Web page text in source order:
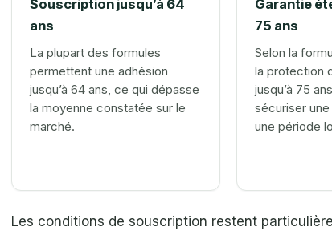
Souscription jusqu’à 64
ans
La plupart des formules
permettent une adhésion
jusqu’à 64 ans, ce qui dépasse
la moyenne constatée sur le
marché.
Garantie
75 ans
Selon la
la protection
jusqu’à 75
sécuriser
une période
Les conditions de souscription restent